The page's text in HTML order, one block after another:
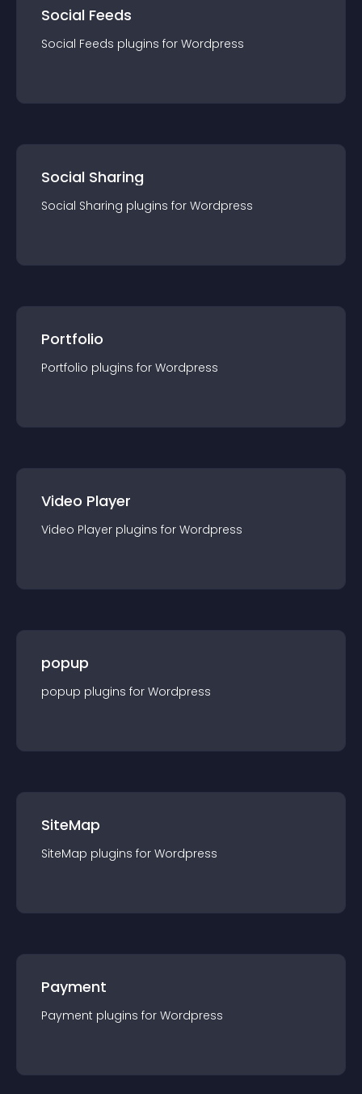
Social Feeds
Social Feeds plugins for Wordpress
Social Sharing
Social Sharing plugins for Wordpress
Portfolio
Portfolio plugins for Wordpress
Video Player
Video Player plugins for Wordpress
popup
popup plugins for Wordpress
SiteMap
SiteMap plugins for Wordpress
Payment
Payment plugins for Wordpress